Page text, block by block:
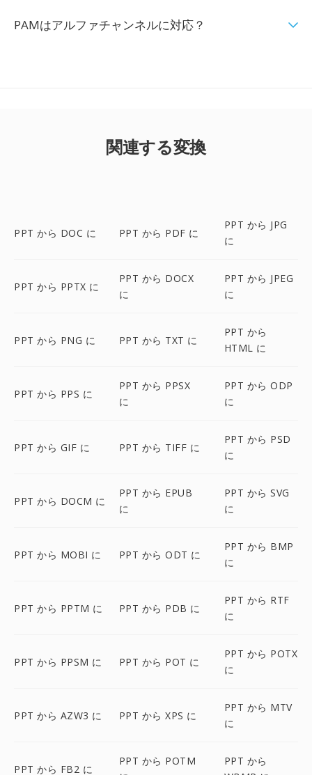
PAMはアルファチャンネルに対応？
関連する変換
PPT から DOC に PPT から PDF に
PPT から JPG
に
PPT から PPTX に
PPT から DOCX
に
PPT から JPEG
に
PPT から PNG に PPT から TXT に
PPT から
HTML に
PPT から PPS に
PPT から PPSX
に
PPT から ODP
に
PPT から GIF に PPT から TIFF に
PPT から PSD
に
PPT から DOCM に
PPT から EPUB
に
PPT から SVG
に
PPT から MOBI に PPT から ODT に
PPT から BMP
に
PPT から PPTM に PPT から PDB に
PPT から RTF
に
PPT から PPSM に PPT から POT に
PPT から POTX
に
PPT から AZW3 に PPT から XPS に
PPT から MTV
に
PPT から FB2 に
PPT から POTM
PPT から